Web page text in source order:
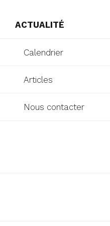
ACTUALITÉ
Calendrier
Articles
Nous contacter